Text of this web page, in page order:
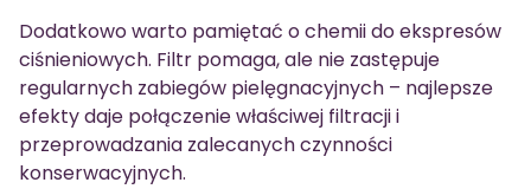
Dodatkowo warto pamiętać o chemii do ekspresów
ciśnieniowych. Filtr pomaga, ale nie zastępuje
regularnych zabiegów pielęgnacyjnych – najlepsze
efekty daje połączenie właściwej filtracji i
przeprowadzania zalecanych czynności
konserwacyjnych.